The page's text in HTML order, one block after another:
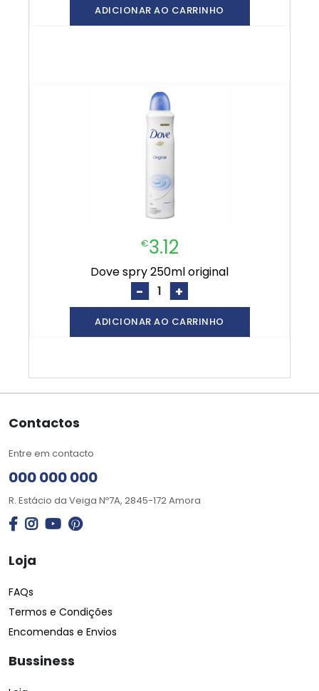
ADICIONAR AO CARRINHO
€3.12
dove spry 250ml original
- +
ADICIONAR AO CARRINHO
Contactos
Entre em contacto
000 000 000
R. Estácio da Veiga Nº7A, 2845-172 Amora
Loja
FAQs
Termos e Condições
Encomendas e Envios
Bussiness